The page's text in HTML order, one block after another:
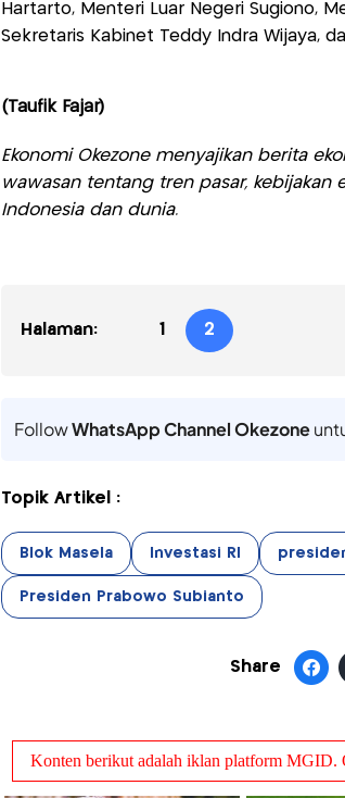
Hartarto, Menteri Luar Negeri Sugiono,
Sekretaris Kabinet Teddy Indra Wijaya,
(Taufik Fajar)
Ekonomi Okezone menyajikan berita
wawasan tentang tren pasar, kebijakan
Indonesia dan dunia.
Halaman: 1 2
FollowWhatsApp Channel Okezone
Topik Artikel :
Blok Masela Investasi RI
Presiden Prabowo Subianto
Share